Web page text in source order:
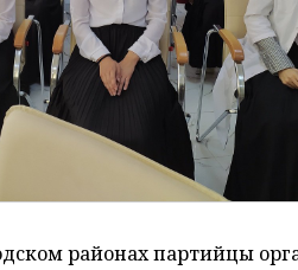
районах партийцы